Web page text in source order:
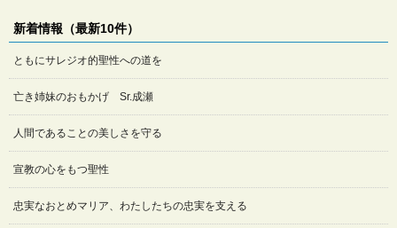
新着情報（最新10件）
ともにサレジオ的聖性への道を
亡き姉妹のおもかげ Sr.成瀬
人間であることの美しさを守る
宣教の心をもつ聖性
忠実なおとめマリア、わたしたちの忠実を支える